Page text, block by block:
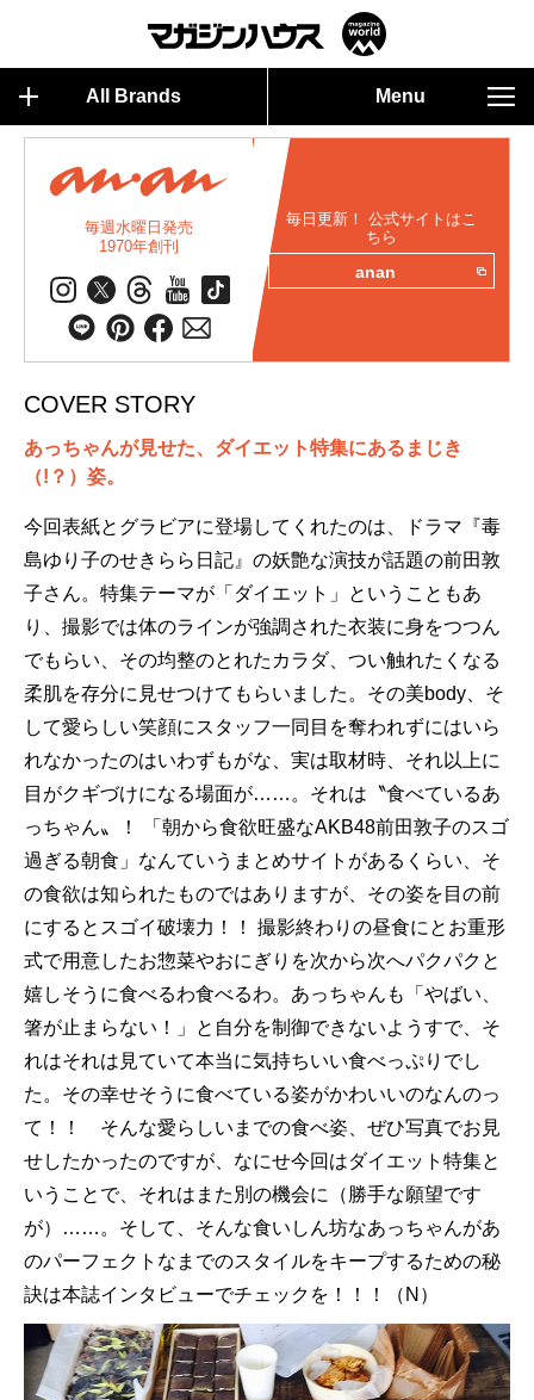
All Brands Menu
毎週水曜日発売
1970年創刊
毎日更新！ 公式サイトはこ
ちら
anan
COVER STORY
あっちゃんが見せた、ダイエット特集にあるまじき
（!？）姿。
今回表紙とグラビアに登場してくれたのは、ドラマ『毒
島ゆり子のせきらら日記』の妖艶な演技が話題の前田敦
子さん。特集テーマが「ダイエット」ということもあ
り、撮影では体のラインが強調された衣装に身をつつん
でもらい、その均整のとれたカラダ、つい触れたくなる
柔肌を存分に見せつけてもらいました。その美body、そ
して愛らしい笑顔にスタッフ一同目を奪われずにはいら
れなかったのはいわずもがな、実は取材時、それ以上に
目がクギづけになる場面が……。それは〝食べているあ
っちゃん〟！ 「朝から食欲旺盛なAKB48前田敦子のスゴ
過ぎる朝食」なんていうまとめサイトがあるくらい、そ
の食欲は知られたものではありますが、その姿を目の前
にするとスゴイ破壊力！！ 撮影終わりの昼食にとお重形
式で用意したお惣菜やおにぎりを次から次へパクパクと
嬉しそうに食べるわ食べるわ。あっちゃんも「やばい、
箸が止まらない！」と自分を制御できないようすで、そ
れはそれは見ていて本当に気持ちいい食べっぷりでし
た。その幸せそうに食べている姿がかわいいのなんのっ
て！！ そんな愛らしいまでの食べ姿、ぜひ写真でお見
せしたかったのですが、なにせ今回はダイエット特集と
いうことで、それはまた別の機会に（勝手な願望です
が）……。そして、そんな食いしん坊なあっちゃんがあ
のパーフェクトなまでのスタイルをキープするための秘
訣は本誌インタビューでチェックを！！！（N）